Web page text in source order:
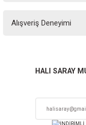
yetersiz gördüğünüz
Ürün resmi kalitesiz,
Ürün açıklamasında
Alışveriş Deneyimi
HALI SARAY